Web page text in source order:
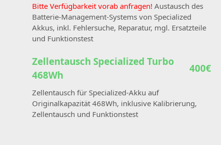
Bitte Verfügbarkeit vorab anfragen! Austausch des
Batterie-Management-Systems von Specialized
Akkus, inkl. Fehlersuche, Reparatur, mgl. Ersatzteile
und Funktionstest
Zellentausch Specialized Turbo
468Wh
400€
Zellentausch für Specialized-Akku auf
Originalkapazität 468Wh, inklusive Kalibrierung,
Zellentausch und Funktionstest